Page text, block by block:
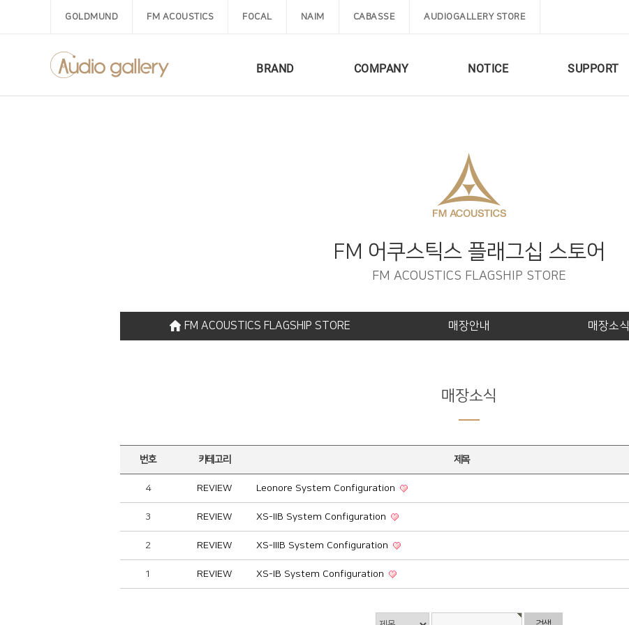
GOLDMUND FM ACOUSTICS FOCAL NAIM CABASSE AUDIOGALLERY STORE
BRAND COMPANY NOTICE SUPPORT
FM 어쿠스틱스 플래그십 스토어
FM ACOUSTICS FLAGSHIP STORE
FM ACOUSTICS FLAGSHIP STORE 매장안내 매장소식
매장소식
번호 카테고리 제목
4 REVIEW Leonore System Configuration
3 REVIEW XS-IIB System Configuration
2 REVIEW XS-IIIB System Configuration
1 REVIEW XS-IB System Configuration